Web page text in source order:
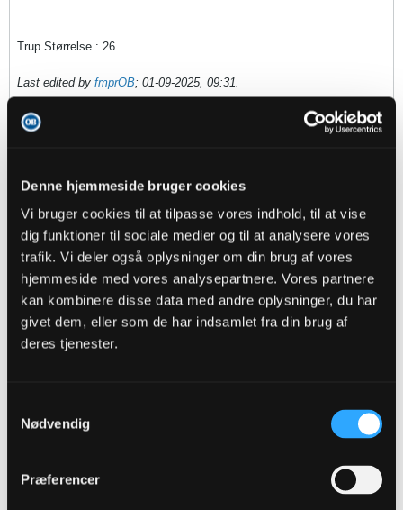
Denne hjemmeside bruger cookies
Vi bruger cookies til at tilpasse vores indhold, til at vise
dig funktioner til sociale medier og til at analysere vores
trafik. Vi deler også oplysninger om din brug af vores
hjemmeside med vores analysepartnere. Vores partnere
kan kombinere disse data med andre oplysninger, du har
givet dem, eller som de har indsamlet fra din brug af
deres tjenester.
Nødvendig
Præferencer
Trup Størrelse : 26
Last edited by fmprOB; 01-09-2025, 09:31.
Oprettet: Nov 2013 Indlæg: 45733
#157
01-09-2025, 09:31
Elias Hansborg-Sørensen 31/12-2025
Gustav Grubbe 30/6-2026
Leeroy Owusu 30/6-2026
Martin Hansen 30/6-2026(Option på ydeligere 1 år)
Tom Trybull 30/6-2026
Bjørn Paulsen 30/6-2026
Jakob Bonde 30/6-2027
Markus Jensen 30/6-2027(udlejet til Utrecht 30/2026 med option)